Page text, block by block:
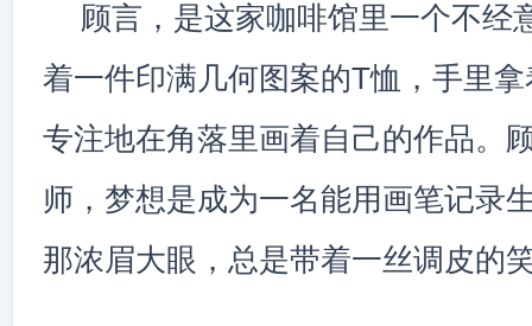
顾言，是这家咖啡馆里一个不经
着一件印满几何图案的T恤，手里
专注地在角落里画着自己的作品。
师，梦想是成为一名能用画笔记录
那浓眉大眼，总是带着一丝调皮的